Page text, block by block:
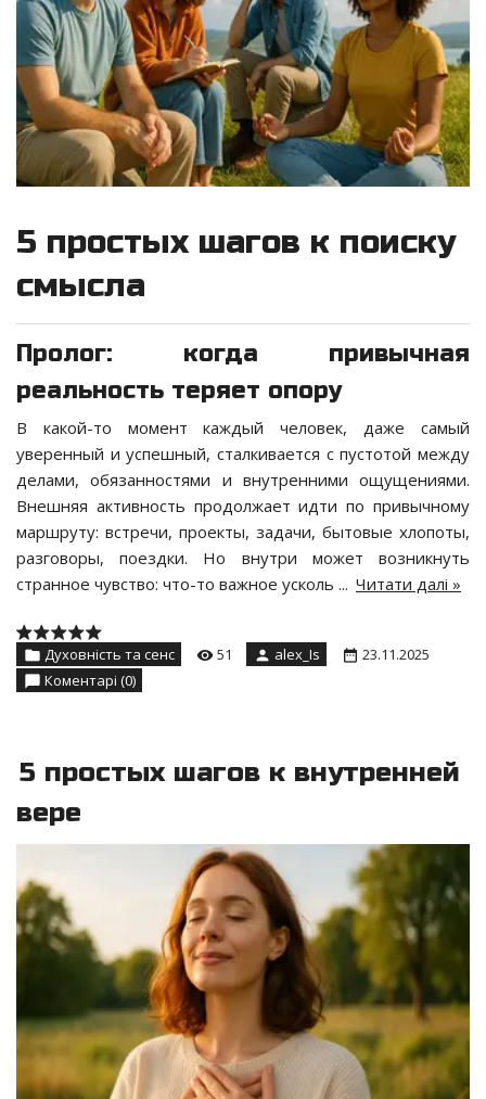
5 простых шагов к поиску
смысла
Пролог: когда привычная
реальность теряет опору
В какой-то момент каждый человек, даже самый
уверенный и успешный, сталкивается с пустотой между
делами, обязанностями и внутренними ощущениями.
Внешняя активность продолжает идти по привычному
маршруту: встречи, проекты, задачи, бытовые хлопоты,
разговоры, поездки. Но внутри может возникнуть
странное чувство: что-то важное усколь ... Читати далі »
Духовність та сенс 51 alex_Is
23.11.2025
Коментарі (0)
5 простых шагов к внутренней
вере